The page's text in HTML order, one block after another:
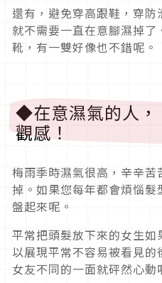
還有，避免穿高跟鞋，穿
就不需要一直在意腳濕掉
靴，有一雙好像也不錯呢。
◆在意濕氣的人，
觀感！
梅雨季時濕氣很高，辛辛
掉。如果您每年都會煩惱
盤起來呢。
平常把頭髮放下來的女生
以展現平常不容易被看見
女友不同的一面就砰然心動